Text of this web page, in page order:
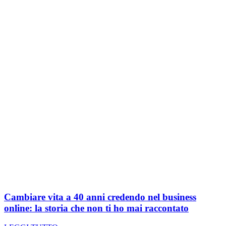
Cambiare vita a 40 anni credendo nel business
online: la storia che non ti ho mai raccontato